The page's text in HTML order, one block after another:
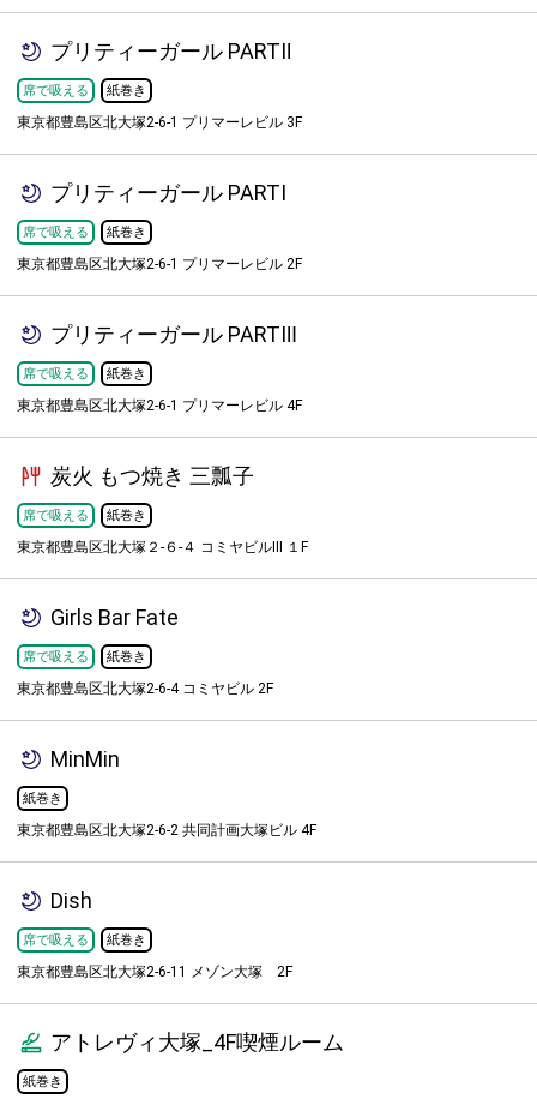
プリティーガール PARTⅡ
席で吸える 紙巻き
東京都豊島区北大塚2-6-1 プリマーレビル 3F
プリティーガール PARTⅠ
席で吸える 紙巻き
東京都豊島区北大塚2-6-1 プリマーレビル 2F
プリティーガール PARTⅢ
席で吸える 紙巻き
東京都豊島区北大塚2-6-1 プリマーレビル 4F
炭火 もつ焼き 三瓢子
席で吸える 紙巻き
東京都豊島区北大塚２-６-４ コミヤビルIII １F
Girls Bar Fate
席で吸える 紙巻き
東京都豊島区北大塚2-6-4 コミヤビル 2F
MinMin
紙巻き
東京都豊島区北大塚2-6-2 共同計画大塚ビル 4F
Dish
席で吸える 紙巻き
東京都豊島区北大塚2-6-11 メゾン大塚 2F
アトレヴィ大塚_4F喫煙ルーム
紙巻き